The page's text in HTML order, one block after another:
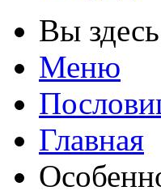
Вы
Меню
Главная